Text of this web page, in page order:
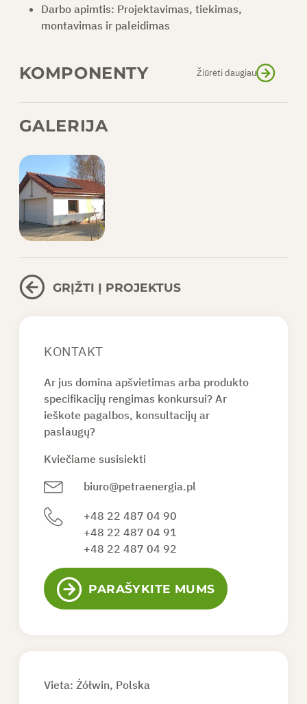
Darbo apimtis: Projektavimas, tiekimas,
montavimas ir paleidimas
KOMPONENTY Žiūrėti daugiau
Nuolatinės srovės FV ant paviršiaus
montuojami skirstomieji įrenginiai
Kintamosios srovės fotovoltiniai
antžeminiai skirstomieji įrenginiai
skydas
4 gelio akumuliatoriai po 200 Ah
GALERIJA
GRĮŽTI Į PROJEKTUS
KONTAKT
Ar jus domina apšvietimas arba produkto
specifikacijų rengimas konkursui? Ar
ieškote pagalbos, konsultacijų ar
paslaugų?
Kviečiame susisiekti
biuro@petraenergia.pl
+48 22 487 04 90
+48 22 487 04 91
+48 22 487 04 92
PARAŠYKITE MUMS
Vieta: Żółwin, Polska